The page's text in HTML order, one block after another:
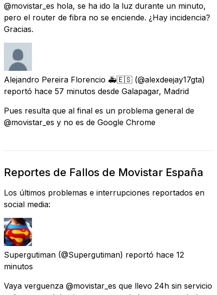
@movistar_es hola, se ha ido la luz durante un minuto,
pero el router de fibra no se enciende. ¿Hay incidencia?
Gracias.
Alejandro Pereira Florencio 🚑🇪🇸 (@alexdeejay17gta)
reportó hace 57 minutos desde Galapagar, Madrid
Pues resulta que al final es un problema general de
@movistar_es y no es de Google Chrome
Reportes de Fallos de Movistar España
Los últimos problemas e interrupciones reportados en
social media:
Supergutiman (@Supergutiman) reportó hace 12
minutos
Vaya verguenza @movistar_es que llevo 24h sin servicio